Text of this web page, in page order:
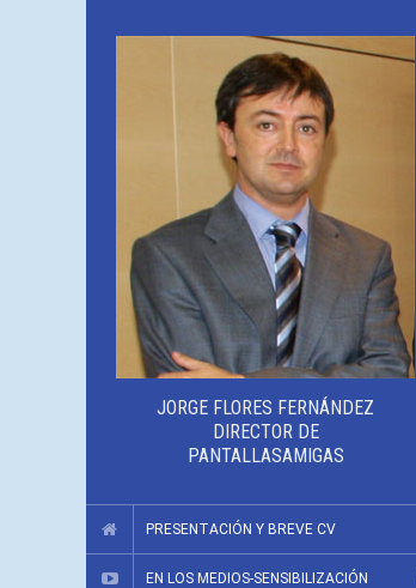
JORGE FLORES FERNÁNDEZ
DIRECTOR DE
PANTALLASAMIGAS
PRESENTACIÓN Y BREVE CV
EN LOS MEDIOS-SENSIBILIZACIÓN